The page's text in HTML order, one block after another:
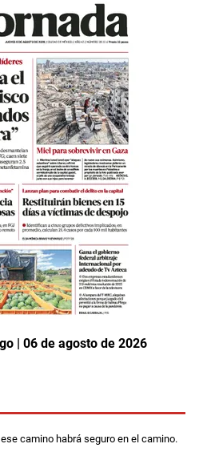
| 06 de agosto de 2026
ese camino habrá seguro en el camino.